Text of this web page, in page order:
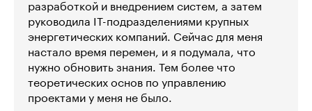
разработкой и внедрением систем, а затем
руководила IT-подразделениями крупных
энергетических компаний. Сейчас для меня
настало время перемен, и я подумала, что
нужно обновить знания. Тем более что
теоретических основ по управлению
проектами у меня не было.